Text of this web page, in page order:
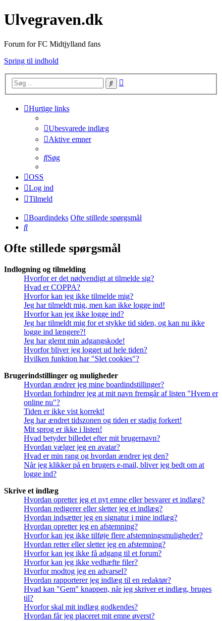
Ulvegraven.dk
Forum for FC Midtjylland fans
Spring til indhold
Søg
Hurtige links
Ubesvarede indlæg
Aktive emner
Søg
OSS
Log ind
Tilmeld
Boardindeks Ofte stillede spørgsmål
Søg
Ofte stillede spørgsmål
Indlogning og tilmelding
Hvorfor er det nødvendigt at tilmelde sig?
Hvad er COPPA?
Hvorfor kan jeg ikke tilmelde mig?
Jeg har tilmeldt mig, men kan ikke logge ind!
Hvorfor kan jeg ikke logge ind?
Jeg har tilmeldt mig for et stykke tid siden, og kan nu ikke
logge ind længere?!
Jeg har glemt min adgangskode!
Hvorfor bliver jeg logget ud hele tiden?
Hvilken funktion har "Slet cookies"?
Brugerindstillinger og muligheder
Hvordan ændrer jeg mine boardindstillinger?
Hvordan forhindrer jeg at mit navn fremgår af listen "Hvem er
online nu"?
Tiden er ikke vist korrekt!
Jeg har ændret tidszonen og tiden er stadig forkert!
Mit sprog er ikke i listen!
Hvad betyder billedet efter mit brugernavn?
Hvordan vælger jeg en avatar?
Hvad er min rang og hvordan ændrer jeg den?
Når jeg klikker på en brugers e-mail, bliver jeg bedt om at
logge ind?
Skrive et indlæg
Hvordan opretter jeg et nyt emne eller besvarer et indlæg?
Hvordan redigerer eller sletter jeg et indlæg?
Hvordan indsætter jeg en signatur i mine indlæg?
Hvordan opretter jeg en afstemning?
Hvorfor kan jeg ikke tilføje flere afstemningsmuligheder?
Hvordan retter eller sletter jeg en afstemning?
Hvorfor kan jeg ikke få adgang til et forum?
Hvorfor kan jeg ikke vedhæfte filer?
Hvorfor modtog jeg en advarsel?
Hvordan rapporterer jeg indlæg til en redaktør?
Hvad kan "Gem" knappen, når jeg skriver et indlæg, bruges
til?
Hvorfor skal mit indlæg godkendes?
Hvordan får jeg placeret mit emne øverst?